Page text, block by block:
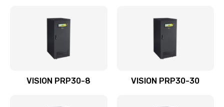
VISION PRP30-8 VISION PRP30-30